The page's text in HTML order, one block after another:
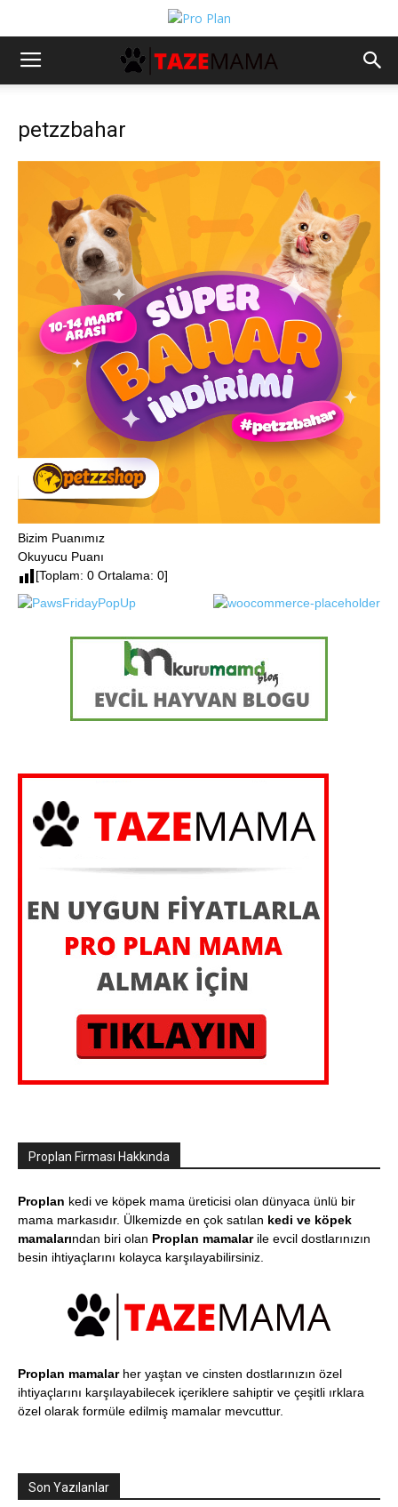
petzzbahar
Bizim Puanımız
Okuyucu Puanı
[Toplam: 0 Ortalama: 0]
Proplan Firması Hakkında
Proplan kedi ve köpek mama üreticisi olan dünyaca ünlü bir
mama markasıdır. Ülkemizde en çok satılan kedi ve köpek
mamalarından biri olan Proplan mamalarile evcil dostlarınızın
besin ihtiyaçlarını kolayca karşılayabilirsiniz.
Proplan mamalarher yaştan ve cinsten dostlarınızın özel
ihtiyaçlarını karşılayabilecek içeriklere sahiptir ve çeşitli ırklara
özel olarak formüle edilmiş mamalar mevcuttur.
Son Yazılanlar